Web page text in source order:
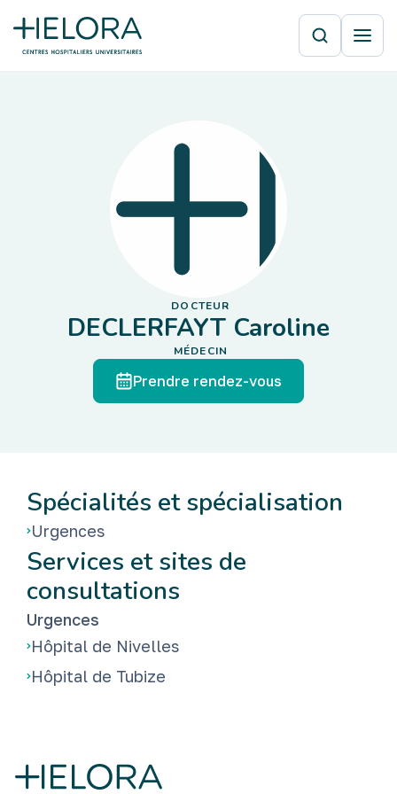
DOCTEUR
DECLERFAYT Caroline
MÉDECIN
Prendre rendez-vous
Spécialités et spécialisation
Urgences
Services et sites de
consultations
Urgences
Hôpital de Nivelles
Hôpital de Tubize